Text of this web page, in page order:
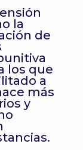
la
de
los que
a
más
y